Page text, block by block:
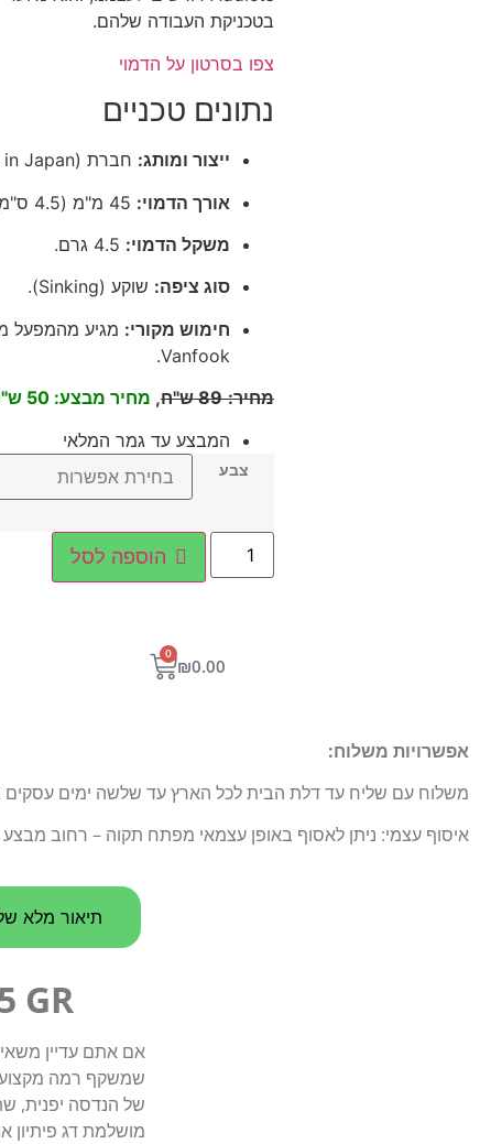
בטכניקת העבודה שלהם.
צפו בסרטון על הדמוי
נתונים טכניים
ייצור ומותג: חברת Jackson (Made in Japan).
אורך הדמוי:
משקל הדמוי:
סוג ציפה: שוקע (Sinking).
חימוש מקורי: מגיע מהמפעל
Vanfook.
מחיר: 89 ש"ח , מחיר מבצע: 50 ש"ח
המבצע עד גמר המלאי
צבע
הוספה לסל
₪0.00
0
אפשרויות משלוח:
משלוח עם שליח עד דלת הבית לכל הארץ עד שלשה ימים עסקים
איסוף עצמי: ניתן לאסוף באופן עצמאי מפתח תקוה – רחוב מבצע
תיאור מלא
GR
אם אתם עדיין
שמשקף רמה
מושלמת דג פיתיון